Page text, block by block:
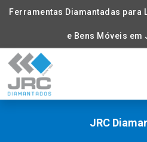
Ferramentas Diamantadas para
e Bens Móveis em
JRC